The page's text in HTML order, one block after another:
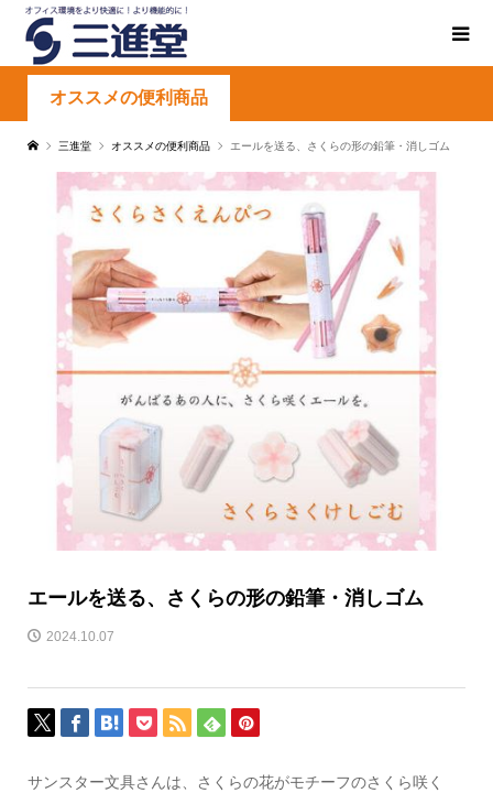
オススメの便利商品
三進堂 オススメの便利商品 エールを送る、さくらの形の鉛筆・消しゴム
エールを送る、さくらの形の鉛筆・消しゴム
2024.10.07
サンスター文具さんは、さくらの花がモチーフのさくら咲く